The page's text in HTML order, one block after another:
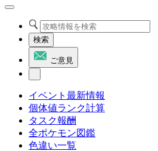
検索
ご意見
イベント最新情報
個体値ランク計算
タスク報酬
全ポケモン図鑑
色違い一覧